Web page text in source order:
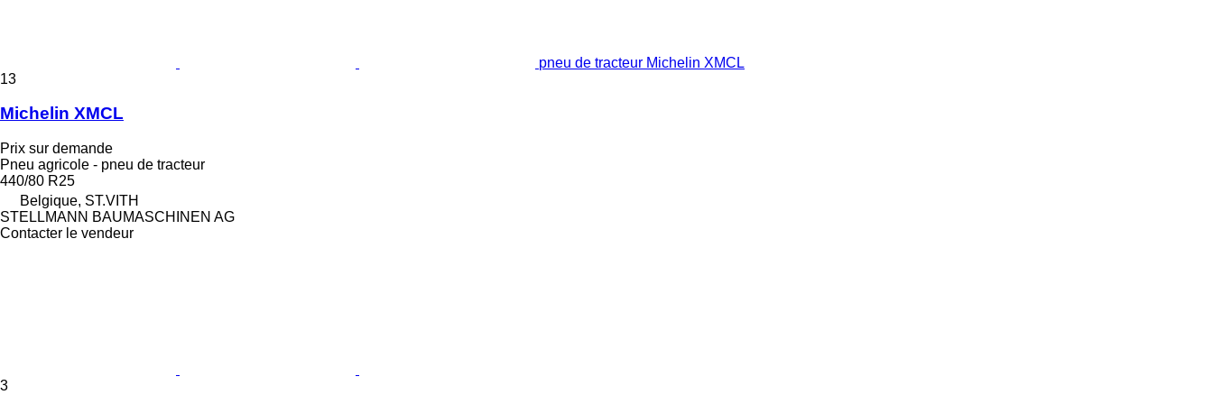
pneu de tracteur Michelin XMCL
13
Michelin XMCL
Prix sur demande
Pneu agricole - pneu de tracteur
440/80 R25
Belgique, ST.VITH
STELLMANN BAUMASCHINEN AG
Contacter le vendeur
3